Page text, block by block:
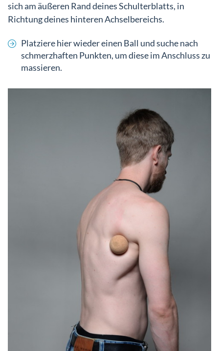
sich am äußeren Rand deines Schulterblatts, in
Richtung deines hinteren Achselbereichs.
Platziere hier wieder einen Ball und suche nach
schmerzhaften Punkten, um diese im Anschluss zu
massieren.